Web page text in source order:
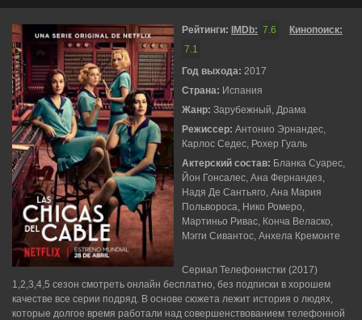
Рейтинги: IMDb: 7.6
Кинопоиск:
7.1
Год выхода: 2017
Страна: Испания
Жанр: Зарубежный, Драма
Режиссер: Антонио Эрнандес,
Карлос Седес, Рохер Гуаль
Актерский состав: Бланка Суарес,
Йон Гонсалес, Ана Фернандез,
Надя Де Сантьяго, Ана Мария
Польвороса, Нико Ромеро,
Мартиньо Ривас, Конча Веласко,
Мэгги Сивантос, Анхела Кремонте
Сериал Телефонистки (2017)
1,2,3,4,5 сезон смотреть онлайн бесплатно, без подписки в хорошем
качестве все серии подряд. В основе сюжета лежит история о людях,
которые долгое время работали над совершенствованием телефонной